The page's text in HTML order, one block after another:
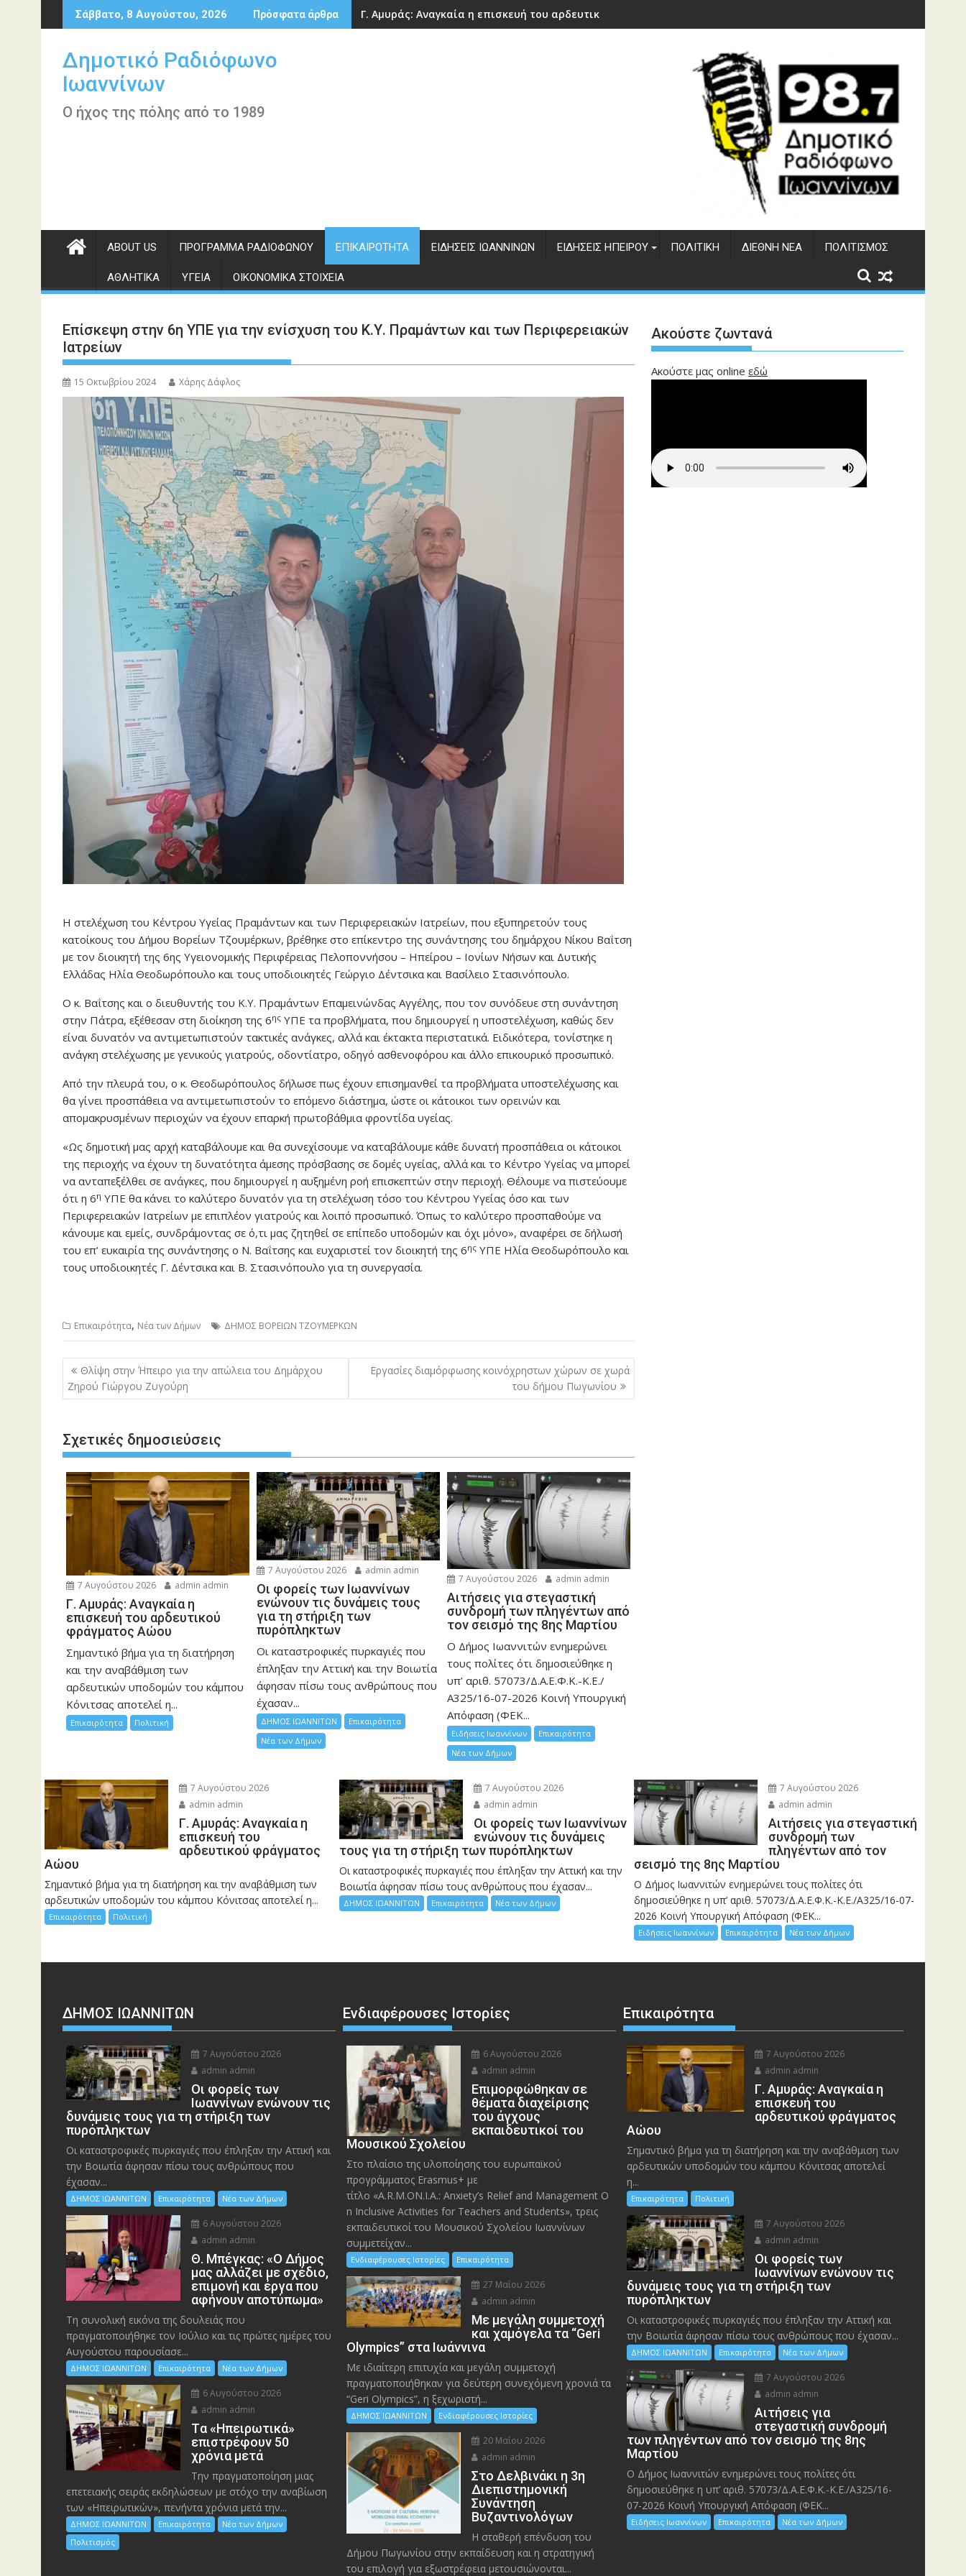
Περάστε
στο
Σάββατο, 8 Αυγούστου, 2026 Πρόσφατα άρθρα Γ. Αμυράς: Αναγκαία η επισκευή του αρδευτικού φράγματος Αώου
Δημοτικό Ραδιόφωνο
Ιωαννίνων
Ο ήχος της πόλης από το 1989
ABOUT US ΠΡΌΓΡΑΜΜΑ ΡΑΔΙΟΦΏΝΟΥ ΕΠΙΚΑΙΡΌΤΗΤΑ ΕΙΔΉΣΕΙΣ ΙΩΑΝΝΊΝΩΝ ΕΙΔΉΣΕΙΣ ΗΠΕΊΡΟΥ ΠΟΛΙΤΙΚΉ ΔΙΕΘΝΉ ΝΈΑ ΠΟΛΙΤΙΣΜΌΣ
ΑΘΛΗΤΙΚΆ ΥΓΕΊΑ ΟΙΚΟΝΟΜΙΚΆ ΣΤΟΙΧΕΊΑ
Επίσκεψη στην 6η ΥΠΕ για την ενίσχυση του Κ.Υ. Πραμάντων και των Περιφερειακών
Ιατρείων
15 Οκτωβρίου 2024 Χάρης Δάφλος
Η στελέχωση του Κέντρου Υγείας Πραμάντων και των Περιφερειακών Ιατρείων, που εξυπηρετούν τους
κατοίκους του Δήμου Βορείων Τζουμέρκων, βρέθηκε στο επίκεντρο της συνάντησης του δημάρχου Νίκου Βαΐτση
με τον διοικητή της 6ης Υγειονομικής Περιφέρειας Πελοποννήσου – Ηπείρου – Ιονίων Νήσων και Δυτικής
Ελλάδας Ηλία Θεοδωρόπουλο και τους υποδιοικητές Γεώργιο Δέντσικα και Βασίλειο Στασινόπουλο.
Ο κ. Βαΐτσης και ο διευθυντής του Κ.Υ. Πραμάντων Επαμεινώνδας Αγγέλης, που τον συνόδευε στη συνάντηση
στην Πάτρα, εξέθεσαν στη διοίκηση της 6ης ΥΠΕ τα προβλήματα, που δημιουργεί η υποστελέχωση, καθώς δεν
είναι δυνατόν να αντιμετωπιστούν τακτικές ανάγκες, αλλά και έκτακτα περιστατικά. Ειδικότερα, τονίστηκε η
ανάγκη στελέχωσης με γενικούς γιατρούς, οδοντίατρο, οδηγό ασθενοφόρου και άλλο επικουρικό προσωπικό.
Από την πλευρά του, ο κ. Θεοδωρόπουλος δήλωσε πως έχουν επισημανθεί τα προβλήματα υποστελέχωσης και
θα γίνει προσπάθεια να αντιμετωπιστούν το επόμενο διάστημα, ώστε οι κάτοικοι των ορεινών και
απομακρυσμένων περιοχών να έχουν επαρκή πρωτοβάθμια φροντίδα υγείας.
«Ως δημοτική μας αρχή καταβάλουμε και θα συνεχίσουμε να καταβάλουμε κάθε δυνατή προσπάθεια οι κάτοικοι
της περιοχής να έχουν τη δυνατότητα άμεσης πρόσβασης σε δομές υγείας, αλλά και το Κέντρο Υγείας να μπορεί
να ανταπεξέλθει σε ανάγκες, που δημιουργεί η αυξημένη ροή επισκεπτών στην περιοχή. Θέλουμε να πιστεύουμε
ότι η 6η ΥΠΕ θα κάνει το καλύτερο δυνατόν για τη στελέχωση τόσο του Κέντρου Υγείας όσο και των
Περιφερειακών Ιατρείων με επιπλέον γιατρούς και λοιπό προσωπικό. Όπως το καλύτερο προσπαθούμε να
κάνουμε και εμείς, συνδράμοντας σε ό,τι μας ζητηθεί σε επίπεδο υποδομών και όχι μόνο», αναφέρει σε δήλωσή
του επ’ ευκαιρία της συνάντησης ο Ν. Βαΐτσης και ευχαριστεί τον διοικητή της 6ης ΥΠΕ Ηλία Θεοδωρόπουλο και
τους υποδιοικητές Γ. Δέντσικα και Β. Στασινόπουλο για τη συνεργασία.
Επικαιρότητα, Νέα των Δήμων ΔΗΜΟΣ ΒΟΡΕΙΩΝ ΤΖΟΥΜΕΡΚΩΝ
Πλοήγηση
άρθρων
Θλίψη στην Ήπειρο για την απώλεια του Δημάρχου
Ζηρού Γιώργου Ζυγούρη
Εργασίες διαμόρφωσης κοινόχρηστων χώρων σε χωρά
του δήμου Πωγωνίου
Σχετικές δημοσιεύσεις
7 Αυγούστου 2026 admin admin
Γ. Αμυράς: Αναγκαία η
επισκευή του αρδευτικού
φράγματος Αώου
Σημαντικό βήμα για τη διατήρηση
και την αναβάθμιση των
αρδευτικών υποδομών του κάμπου
Κόνιτσας αποτελεί η...
Επικαιρότητα Πολιτική
7 Αυγούστου 2026 admin admin
Οι φορείς των Ιωαννίνων
ενώνουν τις δυνάμεις τους
για τη στήριξη των
πυρόπληκτων
Οι καταστροφικές πυρκαγιές που
έπληξαν την Αττική και την Bοιωτία
άφησαν πίσω τους ανθρώπους που
έχασαν...
ΔΗΜΟΣ ΙΩΑΝΝΙΤΩΝ
Επικαιρότητα
Νέα των Δήμων
7 Αυγούστου 2026 admin admin
Αιτήσεις για στεγαστική
συνδρομή των πληγέντων από
τον σεισμό της 8ης Μαρτίου
Ο Δήμος Ιωαννιτών ενημερώνει
τους πολίτες ότι δημοσιεύθηκε η
υπ’ αριθ. 57073/Δ.Α.Ε.Φ.Κ.-Κ.Ε./
Α325/16-07-2026 Κοινή Υπουργική
Απόφαση (ΦΕΚ...
Ειδήσεις Ιωαννίνων
Επικαιρότητα
Νέα των Δήμων
Ακούστε ζωντανά
Ακούστε μας online εδώ
7 Αυγούστου 2026
admin admin
Γ. Αμυράς: Αναγκαία η
επισκευή του
αρδευτικού φράγματος
Αώου
Σημαντικό βήμα για τη διατήρηση και την αναβάθμιση των
αρδευτικών υποδομών του κάμπου Κόνιτσας αποτελεί η...
Επικαιρότητα Πολιτική
7 Αυγούστου 2026
admin admin
Οι φορείς των Ιωαννίνων
ενώνουν τις δυνάμεις
τους για τη στήριξη των πυρόπληκτων
Οι καταστροφικές πυρκαγιές που έπληξαν την Αττική και την
Bοιωτία άφησαν πίσω τους ανθρώπους που έχασαν...
ΔΗΜΟΣ ΙΩΑΝΝΙΤΩΝ Επικαιρότητα Νέα των Δήμων
7 Αυγούστου 2026
admin admin
Αιτήσεις για στεγαστική
συνδρομή των
πληγέντων από τον
σεισμό της 8ης Μαρτίου
Ο Δήμος Ιωαννιτών ενημερώνει τους πολίτες ότι
δημοσιεύθηκε η υπ’ αριθ. 57073/Δ.Α.Ε.Φ.Κ.-Κ.Ε./Α325/16-07-
2026 Κοινή Υπουργική Απόφαση (ΦΕΚ...
Ειδήσεις Ιωαννίνων Επικαιρότητα Νέα των Δήμων
ΔΗΜΟΣ ΙΩΑΝΝΙΤΩΝ
7 Αυγούστου 2026
admin admin
Οι φορείς των
Ιωαννίνων ενώνουν τις
δυνάμεις τους για τη στήριξη των
πυρόπληκτων
Οι καταστροφικές πυρκαγιές που έπληξαν την Αττική και
την Bοιωτία άφησαν πίσω τους ανθρώπους που
έχασαν...
ΔΗΜΟΣ ΙΩΑΝΝΙΤΩΝ Επικαιρότητα Νέα των Δήμων
6 Αυγούστου 2026
admin admin
Θ. Μπέγκας: «Ο Δήμος
μας αλλάζει με σχέδιο,
επιμονή και έργα που
αφήνουν αποτύπωμα»
Τη συνολική εικόνα της δουλειάς που
πραγματοποιήθηκε τον Ιούλιο και τις πρώτες ημέρες του
Αυγούστου παρουσίασε...
ΔΗΜΟΣ ΙΩΑΝΝΙΤΩΝ Επικαιρότητα Νέα των Δήμων
6 Αυγούστου 2026
admin admin
Tα «Ηπειρωτικά»
επιστρέφουν 50
χρόνια μετά
Την πραγματοποίηση μιας
επετειακής σειράς εκδηλώσεων με στόχο την αναβίωση
των «Ηπειρωτικών», πενήντα χρόνια μετά την...
ΔΗΜΟΣ ΙΩΑΝΝΙΤΩΝ Επικαιρότητα
Νέα των Δήμων
Πολιτισμός
Ενδιαφέρουσες Ιστορίες
6 Αυγούστου 2026
admin admin
Eπιμορφώθηκαν σε
θέματα διαχείρισης
του άγχους
εκπαιδευτικοί του
Μουσικού Σχολείου
Στο πλαίσιο της υλοποίησης του ευρωπαϊκού
προγράμματος Erasmus+ με
τίτλο «A.R.M.ON.I.A.: Anxiety’s Relief and Management O
n Inclusive Activities for Teachers and Students», τρεις
εκπαιδευτικοί του Μουσικού Σχολείου Ιωαννίνων
συμμετείχαν...
Ενδιαφέρουσες Ιστορίες Επικαιρότητα
27 Μαΐου 2026
admin admin
Με μεγάλη συμμετοχή
και χαμόγελα τα “Geri
Olympics” στα Ιωάννινα
Με ιδιαίτερη επιτυχία και μεγάλη συμμετοχή
πραγματοποιήθηκαν για δεύτερη συνεχόμενη χρονιά τα
“Geri Olympics”, η ξεχωριστή...
ΔΗΜΟΣ ΙΩΑΝΝΙΤΩΝ Ενδιαφέρουσες Ιστορίες
20 Μαΐου 2026
admin admin
Στο Δελβινάκι η 3η
Διεπιστημονική
Συνάντηση
Βυζαντινολόγων
Η σταθερή επένδυση του
Δήμου Πωγωνίου στην εκπαίδευση και η στρατηγική
του επιλογή για εξωστρέφεια μετουσιώνονται...
Επικαιρότητα
7 Αυγούστου 2026
admin admin
Γ. Αμυράς: Αναγκαία η
επισκευή του
αρδευτικού φράγματος
Αώου
Σημαντικό βήμα για τη διατήρηση και την αναβάθμιση των
αρδευτικών υποδομών του κάμπου Κόνιτσας αποτελεί
η...
Επικαιρότητα Πολιτική
7 Αυγούστου 2026
admin admin
Οι φορείς των
Ιωαννίνων ενώνουν τις
δυνάμεις τους για τη στήριξη των
πυρόπληκτων
Οι καταστροφικές πυρκαγιές που έπληξαν την Αττική και
την Bοιωτία άφησαν πίσω τους ανθρώπους που έχασαν...
ΔΗΜΟΣ ΙΩΑΝΝΙΤΩΝ Επικαιρότητα Νέα των Δήμων
7 Αυγούστου 2026
admin admin
Αιτήσεις για
στεγαστική συνδρομή
των πληγέντων από τον σεισμό της 8ης
Μαρτίου
Ο Δήμος Ιωαννιτών ενημερώνει τους πολίτες ότι
δημοσιεύθηκε η υπ’ αριθ. 57073/Δ.Α.Ε.Φ.Κ.-Κ.Ε./Α325/16-
07-2026 Κοινή Υπουργική Απόφαση (ΦΕΚ...
Ειδήσεις Ιωαννίνων Επικαιρότητα Νέα των Δήμων